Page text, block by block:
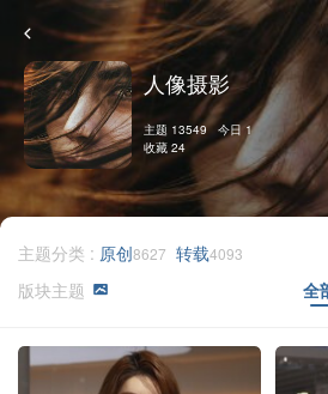
人像摄影
主题 13549 今日 1
收藏 24
主题分类 : 原创8627 转载4093
版块主题 全